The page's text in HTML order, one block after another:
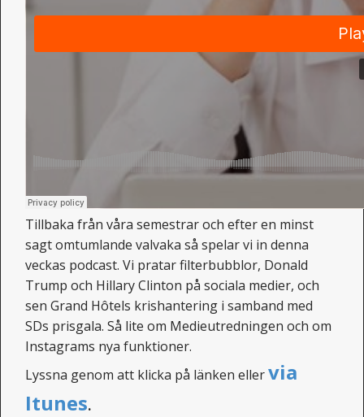
Tillbaka från våra semestrar och efter en minst
sagt omtumlande valvaka så spelar vi in denna
veckas podcast. Vi pratar filterbubblor, Donald
Trump och Hillary Clinton på sociala medier, och
sen Grand Hôtels krishantering i samband med
SDs prisgala. Så lite om Medieutredningen och om
Instagrams nya funktioner.
Lyssna genom att klicka på länken ellervia
Itunes.